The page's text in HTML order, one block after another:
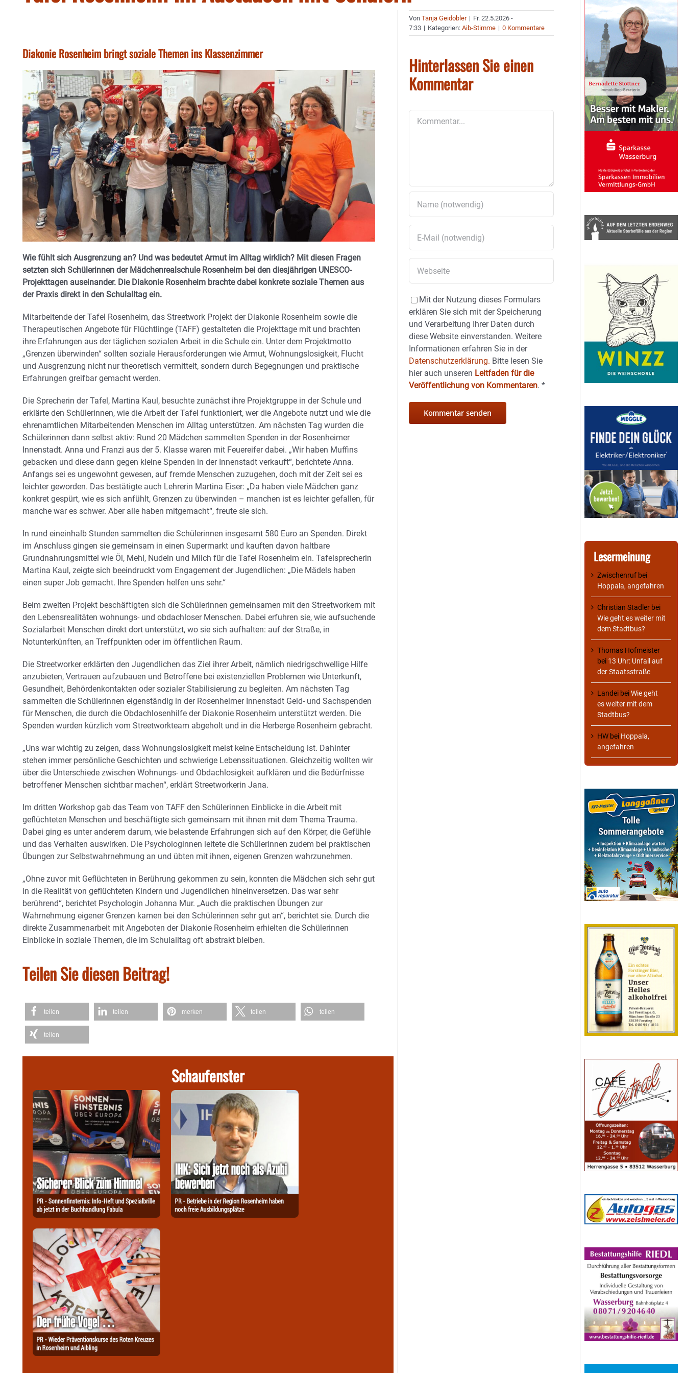
Diakonie Rosenheim bringt soziale Themen ins Klassenzimmer
Wie fühlt sich Ausgrenzung an? Und was bedeutet Armut im Alltag wirklich? Mit diesen Fragen
setzten sich Schülerinnen der Mädchenrealschule Rosenheim bei den diesjährigen UNESCO-
Projekttagen auseinander. Die Diakonie Rosenheim brachte dabei konkrete soziale Themen aus
der Praxis direkt in den Schulalltag ein.
Mitarbeitende der Tafel Rosenheim, das Streetwork Projekt der Diakonie Rosenheim sowie die
Therapeutischen Angebote für Flüchtlinge (TAFF) gestalteten die Projekttage mit und brachten
ihre Erfahrungen aus der täglichen sozialen Arbeit in die Schule ein. Unter dem Projektmotto
„Grenzen überwinden“ sollten soziale Herausforderungen wie Armut, Wohnungslosigkeit, Flucht
und Ausgrenzung nicht nur theoretisch vermittelt, sondern durch Begegnungen und praktische
Erfahrungen greifbar gemacht werden.
Die Sprecherin der Tafel, Martina Kaul, besuchte zunächst ihre Projektgruppe in der Schule und
erklärte den Schülerinnen, wie die Arbeit der Tafel funktioniert, wer die Angebote nutzt und wie die
ehrenamtlichen Mitarbeitenden Menschen im Alltag unterstützen. Am nächsten Tag wurden die
Schülerinnen dann selbst aktiv: Rund 20 Mädchen sammelten Spenden in der Rosenheimer
Innenstadt. Anna und Franzi aus der 5. Klasse waren mit Feuereifer dabei. „Wir haben Muffins
gebacken und diese dann gegen kleine Spenden in der Innenstadt verkauft“, berichtete Anna.
Anfangs sei es ungewohnt gewesen, auf fremde Menschen zuzugehen, doch mit der Zeit sei es
leichter geworden. Das bestätigte auch Lehrerin Martina Eiser: „Da haben viele Mädchen ganz
konkret gespürt, wie es sich anfühlt, Grenzen zu überwinden – manchen ist es leichter gefallen, für
manche war es schwer. Aber alle haben mitgemacht“, freute sie sich.
In rund eineinhalb Stunden sammelten die Schülerinnen insgesamt 580 Euro an Spenden. Direkt
im Anschluss gingen sie gemeinsam in einen Supermarkt und kauften davon haltbare
Grundnahrungsmittel wie Öl, Mehl, Nudeln und Milch für die Tafel Rosenheim ein. Tafelsprecherin
Martina Kaul, zeigte sich beeindruckt vom Engagement der Jugendlichen: „Die Mädels haben
einen super Job gemacht. Ihre Spenden helfen uns sehr.“
Beim zweiten Projekt beschäftigten sich die Schülerinnen gemeinsamen mit den Streetworkern mit
den Lebensrealitäten wohnungs- und obdachloser Menschen. Dabei erfuhren sie, wie aufsuchende
Sozialarbeit Menschen direkt dort unterstützt, wo sie sich aufhalten: auf der Straße, in
Notunterkünften, an Treffpunkten oder im öffentlichen Raum.
Die Streetworker erklärten den Jugendlichen das Ziel ihrer Arbeit, nämlich niedrigschwellige Hilfe
anzubieten, Vertrauen aufzubauen und Betroffene bei existenziellen Problemen wie Unterkunft,
Gesundheit, Behördenkontakten oder sozialer Stabilisierung zu begleiten. Am nächsten Tag
sammelten die Schülerinnen eigenständig in der Rosenheimer Innenstadt Geld- und Sachspenden
für Menschen, die durch die Obdachlosenhilfe der Diakonie Rosenheim unterstützt werden. Die
Spenden wurden kürzlich vom Streetworkteam abgeholt und in die Herberge Rosenheim gebracht.
„Uns war wichtig zu zeigen, dass Wohnungslosigkeit meist keine Entscheidung ist. Dahinter
stehen immer persönliche Geschichten und schwierige Lebenssituationen. Gleichzeitig wollten wir
über die Unterschiede zwischen Wohnungs- und Obdachlosigkeit aufklären und die Bedürfnisse
betroffener Menschen sichtbar machen“, erklärt Streetworkerin Jana.
Im dritten Workshop gab das Team von TAFF den Schülerinnen Einblicke in die Arbeit mit
geflüchteten Menschen und beschäftigte sich gemeinsam mit ihnen mit dem Thema Trauma.
Dabei ging es unter anderem darum, wie belastende Erfahrungen sich auf den Körper, die Gefühle
und das Verhalten auswirken. Die Psychologinnen leitete die Schülerinnen zudem bei praktischen
Übungen zur Selbstwahrnehmung an und übten mit ihnen, eigenen Grenzen wahrzunehmen.
„Ohne zuvor mit Geflüchteten in Berührung gekommen zu sein, konnten die Mädchen sich sehr gut
in die Realität von geflüchteten Kindern und Jugendlichen hineinversetzen. Das war sehr
berührend“, berichtet Psychologin Johanna Mur. „Auch die praktischen Übungen zur
Wahrnehmung eigener Grenzen kamen bei den Schülerinnen sehr gut an“, berichtet sie. Durch die
direkte Zusammenarbeit mit Angeboten der Diakonie Rosenheim erhielten die Schülerinnen
Einblicke in soziale Themen, die im Schulalltag oft abstrakt bleiben.
Teilen Sie diesen Beitrag!
teilen teilen merken teilen teilen
teilen
Schaufenster
VonTanja Geidobler | Fr. 22.5.2026 -
7:33 | Kategorien:Aib-Stimme | 0 Kommentare
Hinterlassen Sie einen
Kommentar
Mit der Nutzung dieses Formulars
erklären Sie sich mit der Speicherung
und Verarbeitung Ihrer Daten durch
diese Website einverstanden. Weitere
Informationen erfahren Sie in der
Datenschutzerklärung. Bitte lesen Sie
hier auch unseren Leitfaden für die
Veröffentlichung von Kommentaren.*
Lesermeinung
Zwischenruf bei
Hoppala, angefahren
Christian Stadler bei
Wie geht es weiter mit
dem Stadtbus?
Thomas Hofmeister
bei 13 Uhr: Unfall auf
der Staatsstraße
Landei beiWie geht
es weiter mit dem
Stadtbus?
HW bei Hoppala,
angefahren